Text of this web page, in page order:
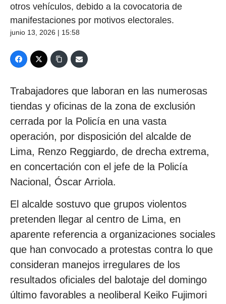
otros vehículos, debido a la covocatoria de
manifestaciones por motivos electorales.
junio 13, 2026 | 15:58
Trabajadores que laboran en las numerosas
tiendas y oficinas de la zona de exclusión
cerrada por la Policía en una vasta
operación, por disposición del alcalde de
Lima, Renzo Reggiardo, de drecha extrema,
en concertación con el jefe de la Policía
Nacional, Óscar Arriola.
El alcalde sostuvo que grupos violentos
pretenden llegar al centro de Lima, en
aparente referencia a organizaciones sociales
que han convocado a protestas contra lo que
consideran manejos irregulares de los
resultados oficiales del balotaje del domingo
último favorables a neoliberal Keiko Fujimori